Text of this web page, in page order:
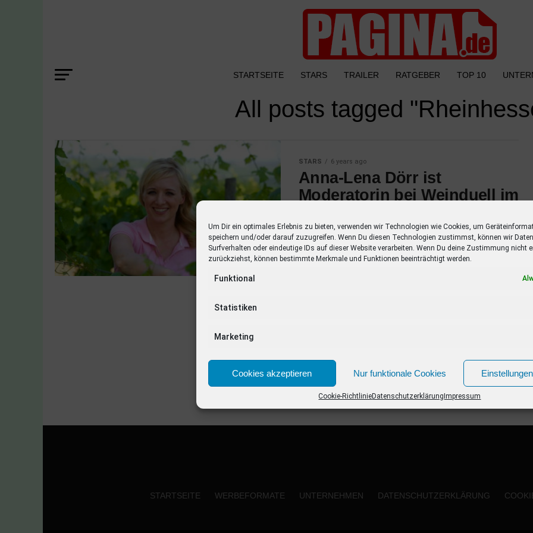
Um Dir ein optimales Erlebnis zu bieten, verwenden wir Technologien wie Cookies, um
speichern und/oder darauf zuzugreifen. Wenn Du diesen Technologien zustimmst, können wir
Surfverhalten oder eindeutige IDs auf dieser Website verarbeiten. Wenn Du deine Zustimmung nicht
zurückziehst, können bestimmte Merkmale und Funktionen beeinträchtigt werden.
Funktional
Statistiken
Marketing
Cookies akzeptieren Nur funktionale Cookies
Cookie-RichtlinieDatenschutzerklärung Impressum
STARTSEITE STARS TRAILER RATGEBER TOP 10
All posts tagged
STARS 6 years ago
Anna-Lena Dörr ist
Moderatorin bei Weinduell im
Moderatorin Anna-Lena Dörr steht für das
“Weinduell” live in der Vinothek des Weingut
Hofmann in Appenheim vor der Kamera. Die
STARTSEITE WERBEFORMATE UNTERNEHMEN DATENSCHUTZERKLÄRUNG